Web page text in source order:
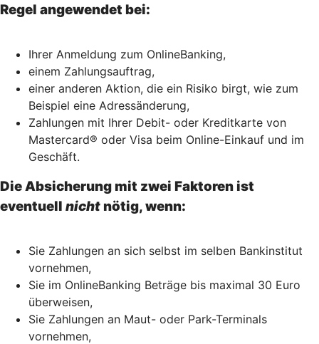
Regel angewendet bei:
Ihrer Anmeldung zum OnlineBanking,
einem Zahlungsauftrag,
einer anderen Aktion, die ein Risiko birgt, wie zum
Beispiel eine Adressänderung,
Zahlungen mit Ihrer Debit- oder Kreditkarte von
Mastercard® oder Visa beim Online-Einkauf und im
Geschäft.
Die Absicherung mit zwei Faktoren ist
eventuell nicht nötig, wenn:
Sie Zahlungen an sich selbst im selben Bankinstitut
vornehmen,
Sie im OnlineBanking Beträge bis maximal 30 Euro
überweisen,
Sie Zahlungen an Maut- oder Park-Terminals
vornehmen,